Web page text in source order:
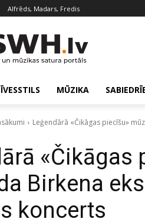
Alfrēds, Madars, Fredis
MŪZIKA
Leģendārā «Čikāgas piecīšu»
«Čikāgas
Birkena
koncerts